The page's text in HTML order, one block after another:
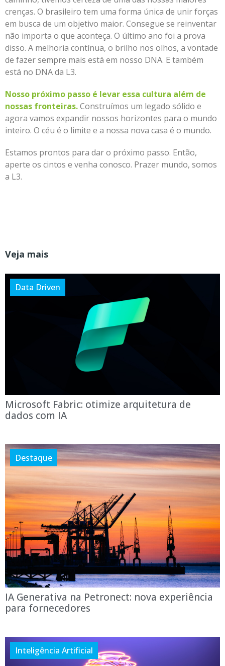
crenças. O brasileiro tem uma forma única de unir forças
em busca de um objetivo maior. Consegue se reinventar
não importa o que aconteça. O último ano foi a prova
disso. A melhoria contínua, o brilho nos olhos, a vontade
de fazer sempre mais está em nosso DNA. E também
está no DNA da L3.
Nosso próximo passo é levar essa cultura além de
nossas fronteiras.Construímos um legado sólido e
agora vamos expandir nossos horizontes para o mundo
inteiro. O céu é o limite e a nossa nova casa é o mundo.
Estamos prontos para dar o próximo passo. Então,
aperte os cintos e venha conosco. Prazer mundo, somos
a L3.
Veja mais
Data Driven
Microsoft Fabric: otimize arquitetura de
dados com IA
Destaque
IA Generativa na Petronect: nova experiência
para fornecedores
Inteligência Artificial